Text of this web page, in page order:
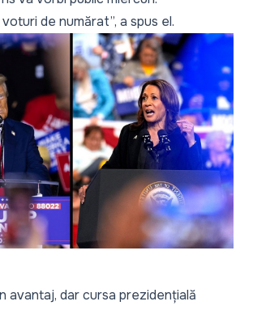
de numărat”, a spus el.
avantaj, dar cursa prezidențială